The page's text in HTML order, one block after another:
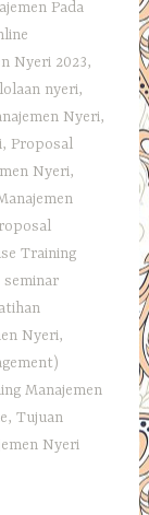
Pada
Nyeri 2023,
nyeri,
Nyeri,
, Proposal
Nyeri,
Training
seminar
Nyeri,
Manajemen
,Tujuan
Nyeri